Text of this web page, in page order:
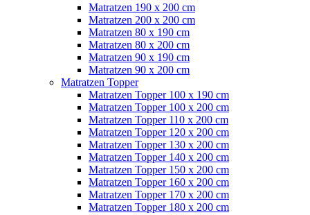
Matratzen 190 x 200 cm
Matratzen 200 x 200 cm
Matratzen 80 x 190 cm
Matratzen 80 x 200 cm
Matratzen 90 x 190 cm
Matratzen 90 x 200 cm
Matratzen Topper
Matratzen Topper 100 x 190 cm
Matratzen Topper 100 x 200 cm
Matratzen Topper 110 x 200 cm
Matratzen Topper 120 x 200 cm
Matratzen Topper 130 x 200 cm
Matratzen Topper 140 x 200 cm
Matratzen Topper 150 x 200 cm
Matratzen Topper 160 x 200 cm
Matratzen Topper 170 x 200 cm
Matratzen Topper 180 x 200 cm